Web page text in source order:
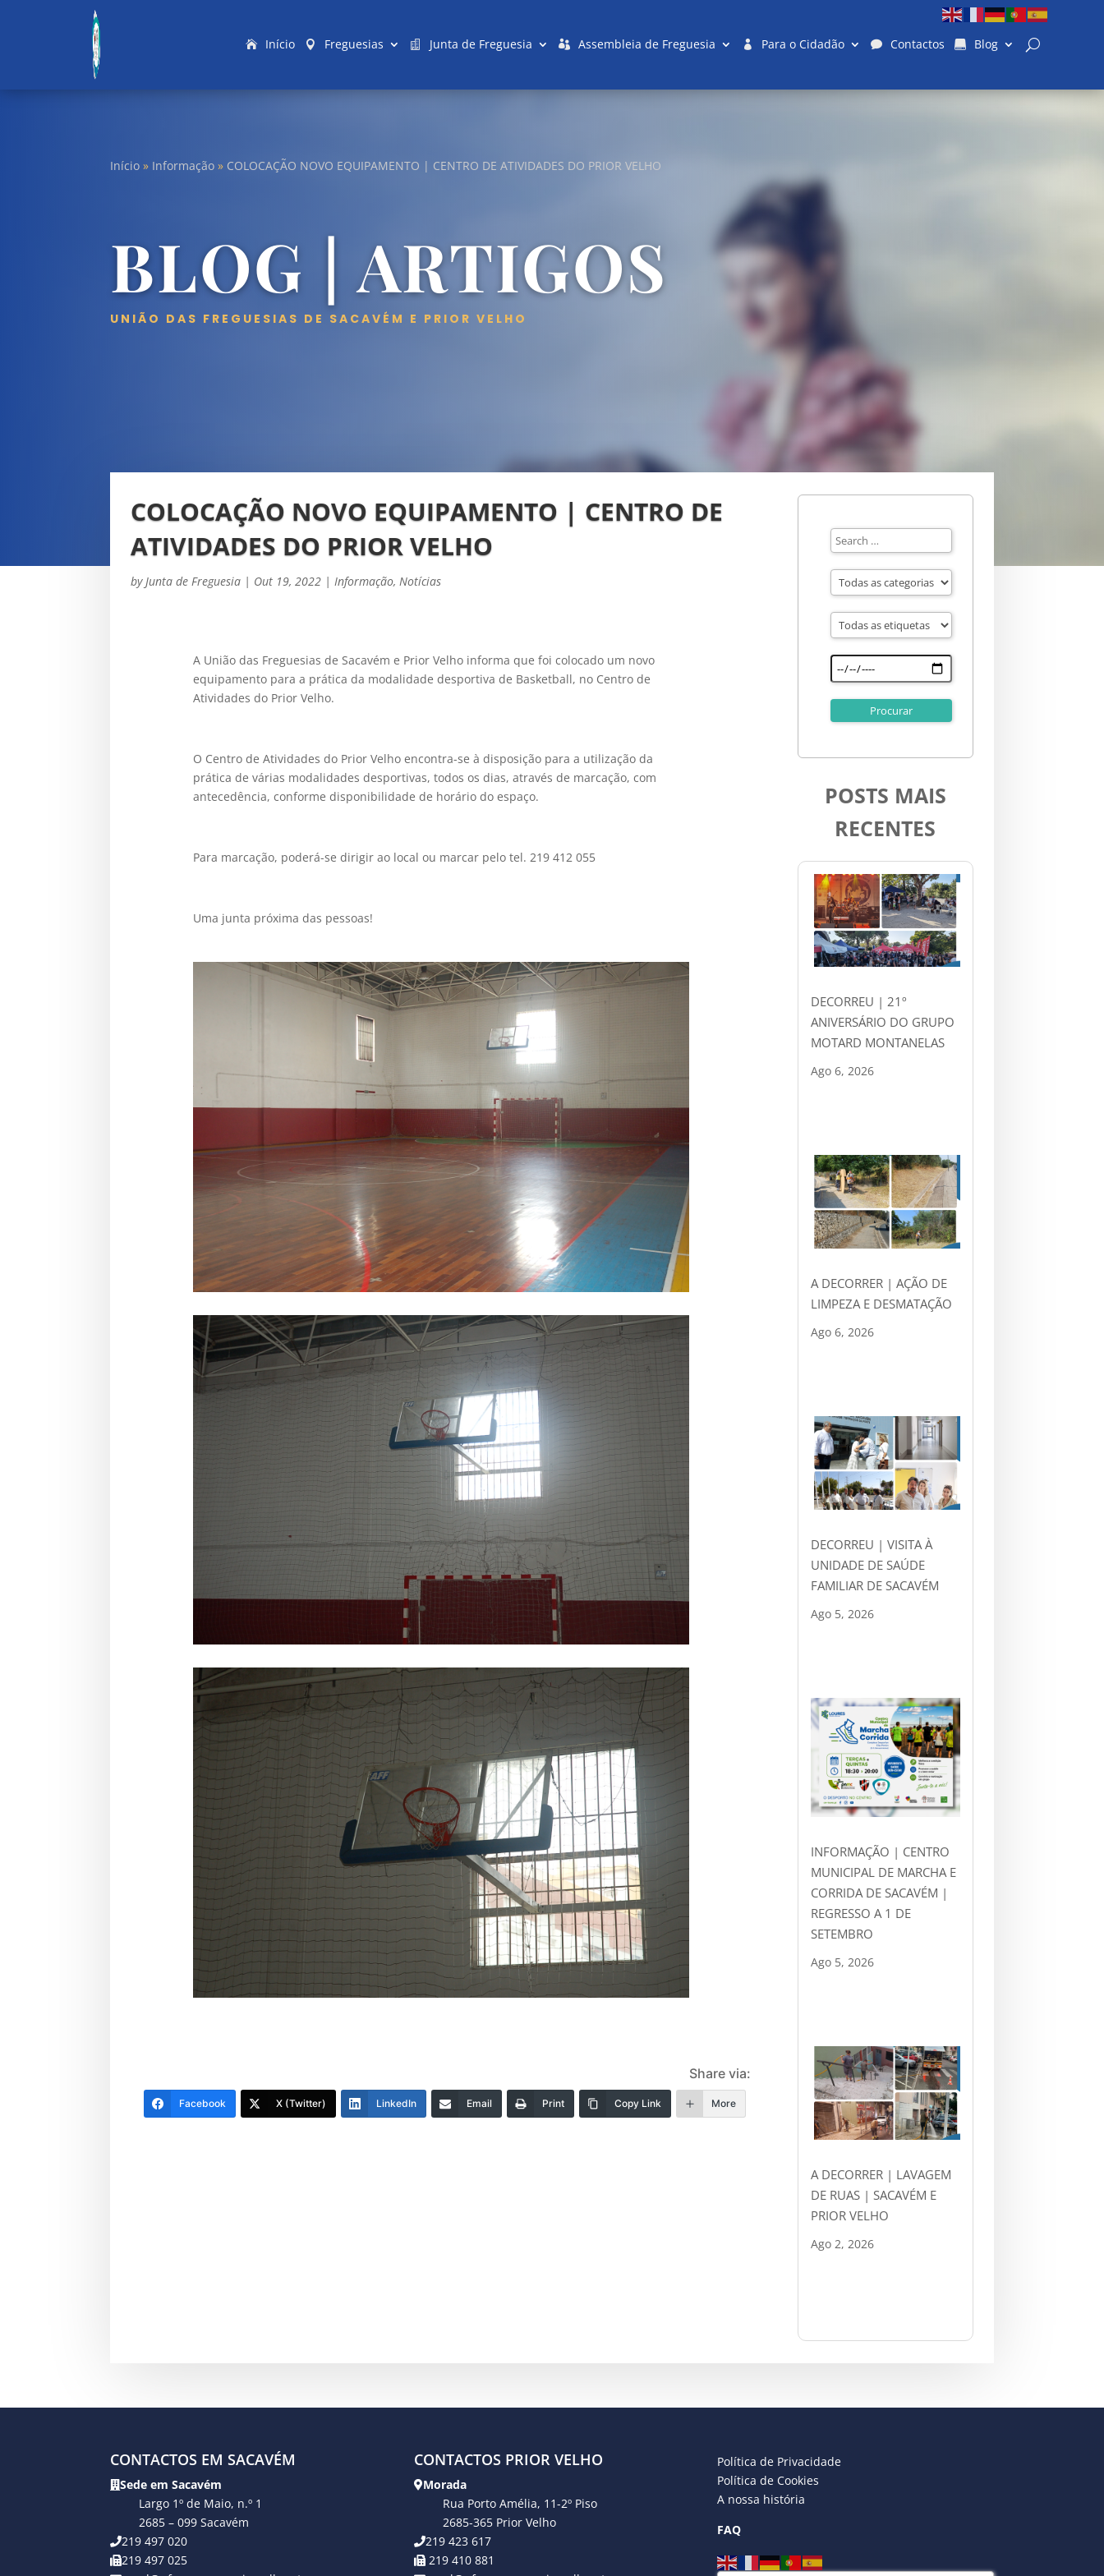
Início Freguesias Junta de Freguesia Assembleia de Freguesia Para o Cidadão Contactos Blog
Início » Informação » COLOCAÇÃO NOVO EQUIPAMENTO | CENTRO DE ATIVIDADES DO PRIOR VELHO
BLOG | ARTIGOS
UNIÃO DAS FREGUESIAS DE SACAVÉM E PRIOR VELHO
COLOCAÇÃO NOVO EQUIPAMENTO | CENTRO DE
ATIVIDADES DO PRIOR VELHO
by Junta de Freguesia | Out 19, 2022 | Informação, Notícias
A União das Freguesias de Sacavém e Prior Velho informa que foi colocado um novo
equipamento para a prática da modalidade desportiva de Basketball, no Centro de
Atividades do Prior Velho.
O Centro de Atividades do Prior Velho encontra-se à disposição para a utilização da
prática de várias modalidades desportivas, todos os dias, através de marcação, com
antecedência, conforme disponibilidade de horário do espaço.
Para marcação, poderá-se dirigir ao local ou marcar pelo tel. 219 412 055
Uma junta próxima das pessoas!
Share via:
Facebook X (Twitter) LinkedIn Email Print Copy Link More
POSTS MAIS
RECENTES
DECORREU | 21º
ANIVERSÁRIO DO GRUPO
MOTARD MONTANELAS
Ago 6, 2026
A DECORRER | AÇÃO DE
LIMPEZA E DESMATAÇÃO
Ago 6, 2026
DECORREU | VISITA À
UNIDADE DE SAÚDE
FAMILIAR DE SACAVÉM
Ago 5, 2026
INFORMAÇÃO | CENTRO
MUNICIPAL DE MARCHA E
CORRIDA DE SACAVÉM |
REGRESSO A 1 DE
SETEMBRO
Ago 5, 2026
A DECORRER | LAVAGEM
DE RUAS | SACAVÉM E
PRIOR VELHO
Ago 2, 2026
CONTACTOS EM SACAVÉM
Sede em Sacavém
Largo 1º de Maio, n.º 1
2685 – 099 Sacavém
219 497 020
219 497 025
CONTACTOS PRIOR VELHO
Morada
Rua Porto Amélia, 11-2º Piso
2685-365 Prior Velho
219 423 617
219 410 881
Política de Privacidade
Política de Cookies
A nossa história
FAQ